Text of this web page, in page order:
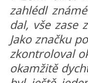
zahlédl
dal, vše zase
Jako značku
zkontroloval
okamžitě